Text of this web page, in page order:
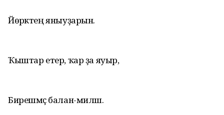
Йөрәктең яныуҙарын.
Ҡыштар етер, ҡар ҙа яуыр,
Бирешмәҫ балан-миләш.